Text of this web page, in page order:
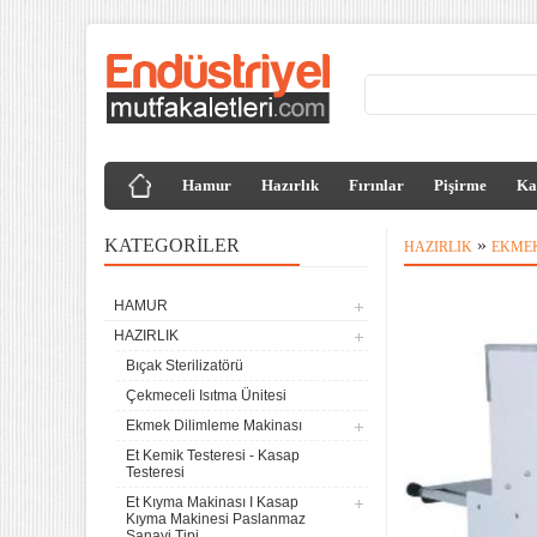
Hamur Hazırlık Fırınlar Pişirme
KATEGORILER
HAMUR
HAZIRLIK
Bıçak Sterilizatörü
Çekmeceli Isıtma Ünitesi
Ekmek Dilimleme Makinası
Et Kemik Testeresi - Kasap
Testeresi
Et Kıyma Makinası I Kasap
Kıyma Makinesi Paslanmaz
HAZIRLIK »